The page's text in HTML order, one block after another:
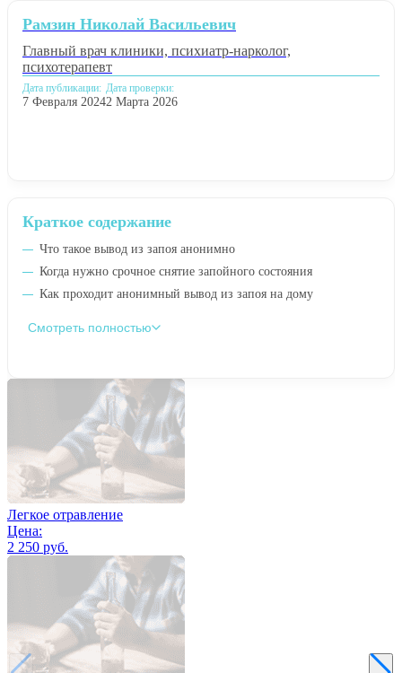
Краткое содержание
Что такое вывод из запоя анонимно
Когда нужно срочное снятие запойного состояния
Как проходит анонимный вывод из запоя на дому
Смотреть полностью
Рамзин Николай Васильевич
Главный врач клиники, психиатр-нарколог,
психотерапевт
Дата публикации:
7 Февраля 2024
Дата проверки:
2 Марта 2026
Легкое отравление
Цена:
2 250 руб.